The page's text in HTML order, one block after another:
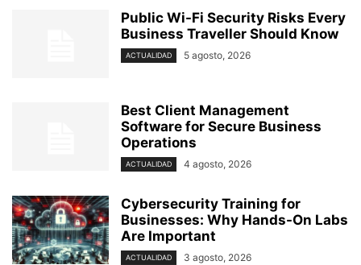
Public Wi-Fi Security Risks Every
Business Traveller Should Know
ACTUALIDAD 5 agosto, 2026
Best Client Management
Software for Secure Business
Operations
ACTUALIDAD 4 agosto, 2026
Cybersecurity Training for
Businesses: Why Hands-On Labs
Are Important
ACTUALIDAD 3 agosto, 2026